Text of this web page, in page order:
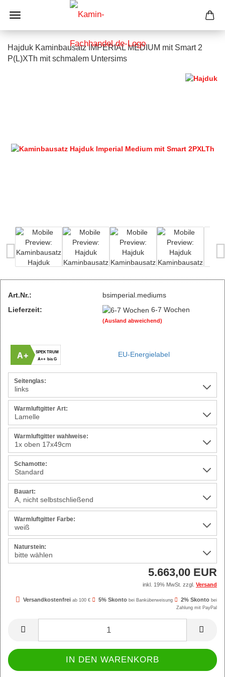
Hajduk Kaminbausatz IMPERIAL MEDIUM mit Smart 2
P(L)XTh mit schmalem Untersims
Art.Nr.:
bsimperial.mediums
Lieferzeit:
6-7 Wochen
(Ausland abweichend)
A+
SPEKTRUM
A++ bis G
EU-Energielabel
Seitenglas:
Warmluftgitter Art:
Warmluftgitter wahlweise:
Schamotte:
Bauart:
Warmluftgitter Farbe:
Naturstein:
5.663,00 EUR
inkl. 19% MwSt. zzgl. Versand
Versandkostenfrei ab 100 € 5% Skonto bei Banküberweisung 2% Skonto bei
Zahlung mit PayPal